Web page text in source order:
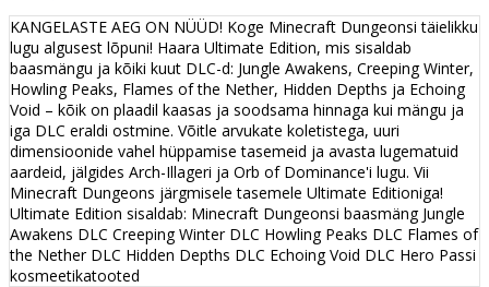
KANGELASTE AEG ON NÜÜD! Koge Minecraft Dungeonsi täielikku
lugu algusest lõpuni! Haara Ultimate Edition, mis sisaldab
baasmängu ja kõiki kuut DLC-d: Jungle Awakens, Creeping Winter,
Howling Peaks, Flames of the Nether, Hidden Depths ja Echoing
Void – kõik on plaadil kaasas ja soodsama hinnaga kui mängu ja
iga DLC eraldi ostmine. Võitle arvukate koletistega, uuri
dimensioonide vahel hüppamise tasemeid ja avasta lugematuid
aardeid, jälgides Arch-Illageri ja Orb of Dominance'i lugu. Vii
Minecraft Dungeons järgmisele tasemele Ultimate Editioniga!
Ultimate Edition sisaldab: Minecraft Dungeonsi baasmäng Jungle
Awakens DLC Creeping Winter DLC Howling Peaks DLC Flames of
the Nether DLC Hidden Depths DLC Echoing Void DLC Hero Passi
kosmeetikatooted